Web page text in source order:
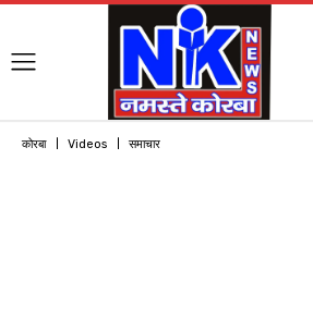
कोरबा Videos समाचार